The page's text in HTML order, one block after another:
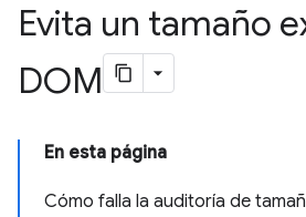
Evita un tamaño
DOM
En esta página
Cómo falla la auditoría de